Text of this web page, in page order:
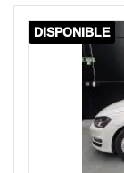
DISPONIBLE